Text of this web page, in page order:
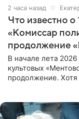
2 часа назад
Что известно о
«Комиссар
продолжение
В начале лета 2026
культовых
продолжение. Хотя